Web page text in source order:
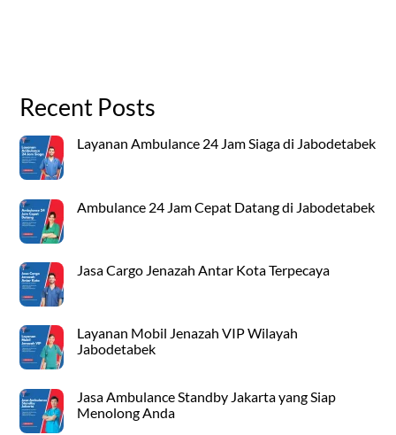
Recent Posts
Layanan Ambulance 24 Jam Siaga di Jabodetabek
Ambulance 24 Jam Cepat Datang di Jabodetabek
Jasa Cargo Jenazah Antar Kota Terpecaya
Layanan Mobil Jenazah VIP Wilayah
Jabodetabek
Jasa Ambulance Standby Jakarta yang Siap
Menolong Anda